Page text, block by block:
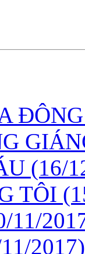
(16/
TÔI
11/
2017)